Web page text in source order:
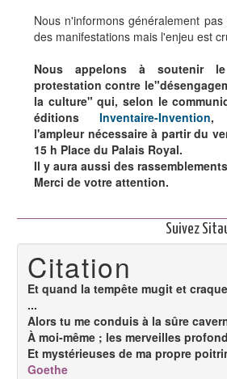
Nous n'informons généralement
des manifestations mais l'enjeu est
Nous appelons à soutenir
protestation contre
la culture" qui, selon le
éditions Inventaire-Invention,
l'ampleur nécessaire à partir du
15 h Place du Palais Royal.
Il y aura aussi des
Merci de votre attention.
Suivez
Citation
Et quand la tempête mugit et
...
Alors tu me conduis à la sûre
À moi-même ; les merveilles
Et mystérieuses de ma propre
Goethe